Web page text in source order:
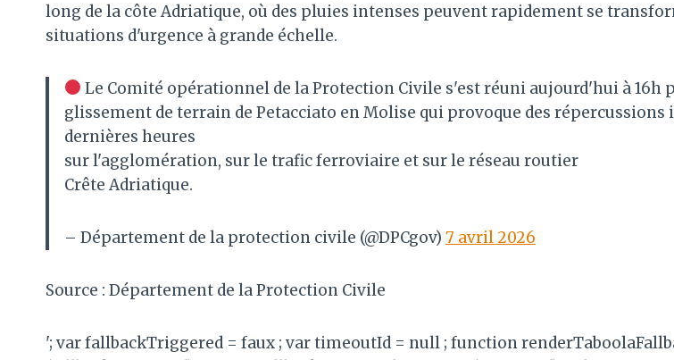
long de la côte Adriatique, où des pluies intenses peuvent rapidement se
situations d'urgence à grande échelle.
Le Comité opérationnel de la Protection Civile s'est réuni aujourd'hui à 16h
glissement de terrain de Petacciato en Molise qui provoque des répercussions
dernières heures
sur l'agglomération, sur le trafic ferroviaire et sur le réseau routier
Crête Adriatique.
– Département de la protection civile (@DPCgov) 7 avril 2026
Source : Département de la Protection Civile
'; var fallbackTriggered = faux ; var timeoutId = null ; function